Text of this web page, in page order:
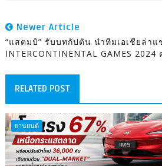
Newer Article
“แสตมป์” รับบทกัปตัน นำทีมเอเชียล่าแ
INTERCONTINENTAL GAMES 2024
RELATED POST
ยานยนต์